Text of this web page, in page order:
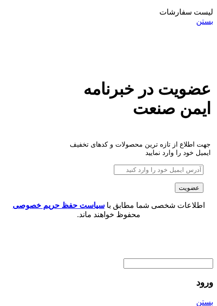
لیست سفارشات
بستن
عضویت در خبرنامه
ایمن صنعت
جهت اطلاع از تازه ترین محصولات و کدهای تخفیف
ایمیل خود را وارد نمایید
اطلاعات شخصی شما مطابق باسیاست حفظ حریم خصوصی
محفوظ خواهند ماند.
ورود
بستن